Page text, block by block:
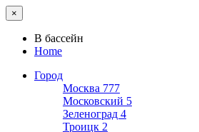
×
В бассейн
Home
Город
Москва 777
Московский 5
Зеленоград 4
Троицк 2